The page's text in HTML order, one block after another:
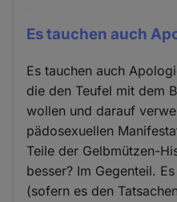
Es tauchen auch
Es tauchen auch
die den Teufel mit dem
wollen und darauf
pädosexuellen
Teile der Gelbmützen-
besser? Im Gegenteil.
(sofern es den